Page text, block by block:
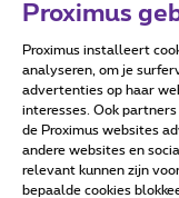
Alle rechten
Proximus
Proximus installeert
analyseren, om je
advertenties op haar
interesses. Ook
de Proximus websites
andere websites en
relevant kunnen zijn
bepaalde cookies